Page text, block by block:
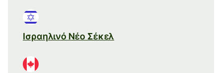
Ισραηλινό Νέο Σέκελ